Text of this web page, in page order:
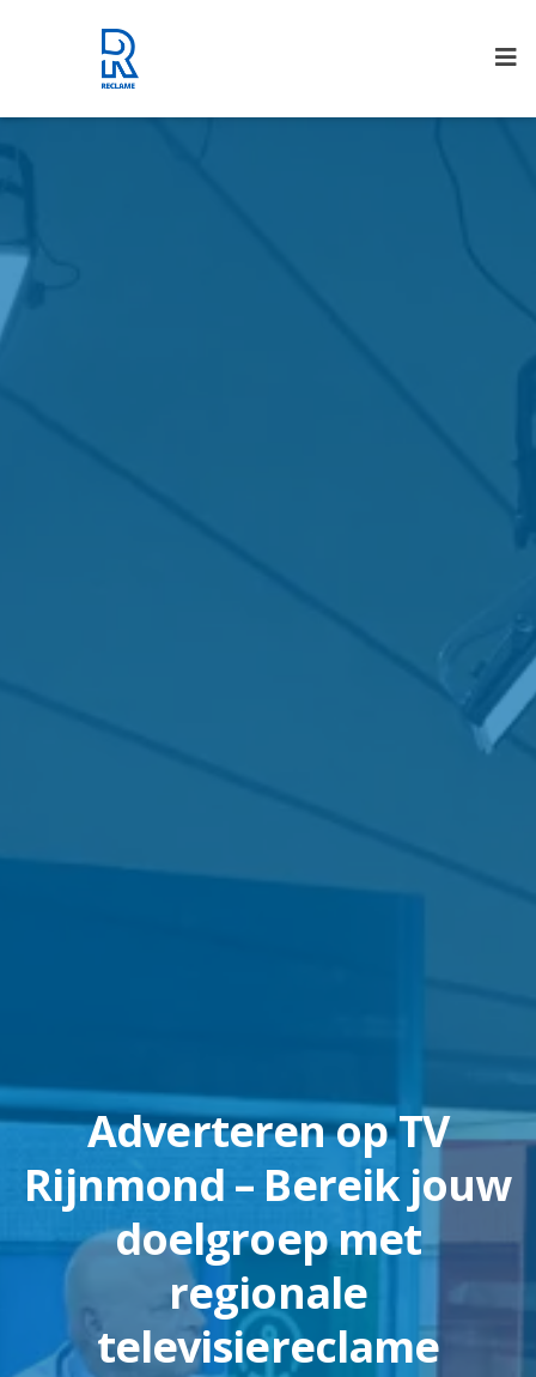
Rijnmond Reclame
Adverteren op TV
Rijnmond – Bereik jouw
doelgroep met
regionale
televisiereclame